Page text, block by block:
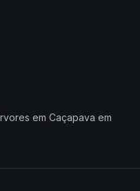
em Caçapava em